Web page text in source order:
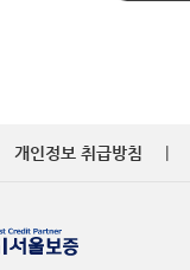
개인정보 취급방침